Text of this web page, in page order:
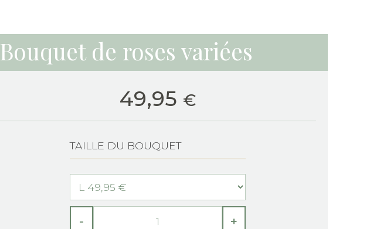
Bouquet de roses variées
49,95 €
TAILLE DU BOUQUET
- +